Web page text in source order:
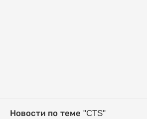
Новости по теме "CTS"